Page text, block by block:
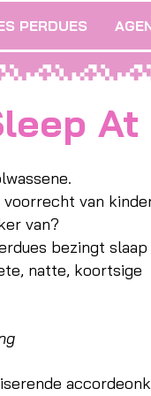
PERDUES
van
van?
bezingt slaap
natte, koortsige